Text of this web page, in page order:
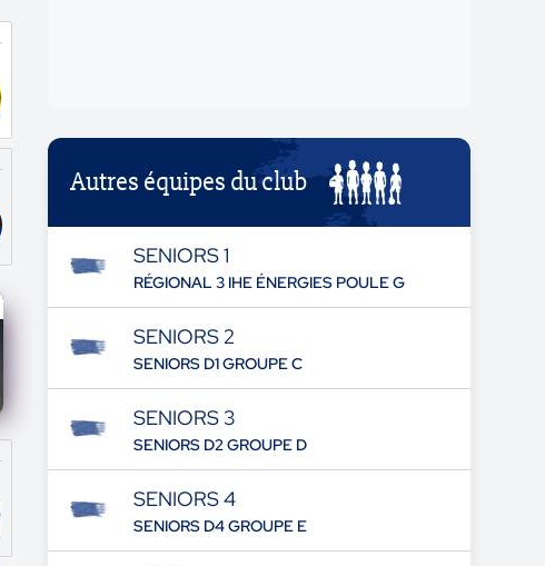
Autres équipes du club
SENIORS 1
RÉGIONAL 3 IHE ÉNERGIES POULE G
SENIORS 2
SENIORS D1 GROUPE C
SENIORS 3
SENIORS D2 GROUPE D
SENIORS 4
SENIORS D4 GROUPE E